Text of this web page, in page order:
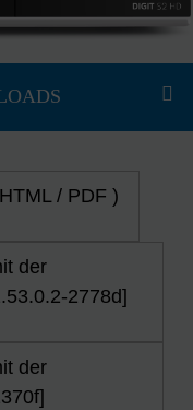
/ PDF )
der
2778d]
der